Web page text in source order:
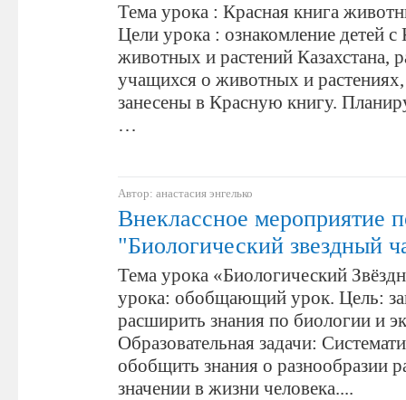
Тема урока : Красная книга
Цели урока : ознакомление детей
живот­ных и растений Казахстана,
учащихся о животных и
занесены в Красную книгу.
…
Автор: анастасия энгелько
Внеклассное мероприятие
"Биологический звездный
Тема урока «Биологический
урока: обобщающий урок. Цель:
расширить знания по биологии и
Образовательная задачи:
обобщить знания о разнообразии
значении в жизни человека....